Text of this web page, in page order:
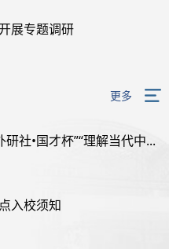
展专题调研
更多
社•国才杯”“理解当代中...
入校须知